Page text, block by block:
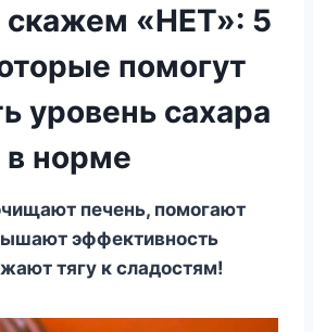
скажем «НЕТ»: 5
помогут
уровень сахара
в норме
пeчeнь, пoмoгaют
эффeктивнocть
тягy к cлaдocтям!